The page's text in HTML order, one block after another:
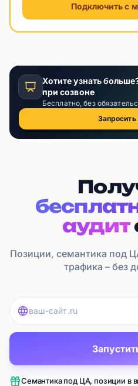
Подключить с
Хотите узнать
при созвоне
Бесплатно, без
аудит
Позиции, семантика под
трафика – без
Семантика под ЦА, позиции в